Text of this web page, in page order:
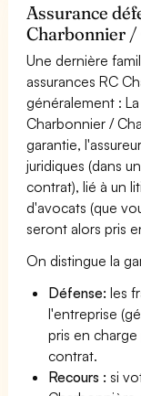
Assurance
Charbonnier
Une dernière
assurances RC
généralement :
Charbonnier /
garantie,
juridiques (dans
contrat), lié à un
d'avocats (que
seront alors pris
On distingue la
Défense: les
l'entreprise
pris en charge
contrat.
Recours : si